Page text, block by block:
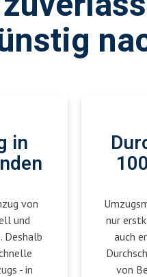
in
von
und
Deshalb
- in
nur
auch
von